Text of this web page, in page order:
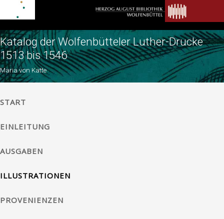
Katalog der Wolfenbütteler Luther-Drucke
1513 bis 1546
Maria von Katte
START
EINLEITUNG
AUSGABEN
ILLUSTRATIONEN
PROVENIENZEN